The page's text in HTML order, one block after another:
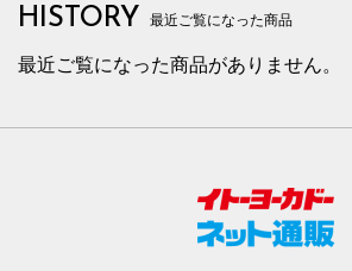
HISTORY 最近ご覧になった商品
最近ご覧になった商品がありません。